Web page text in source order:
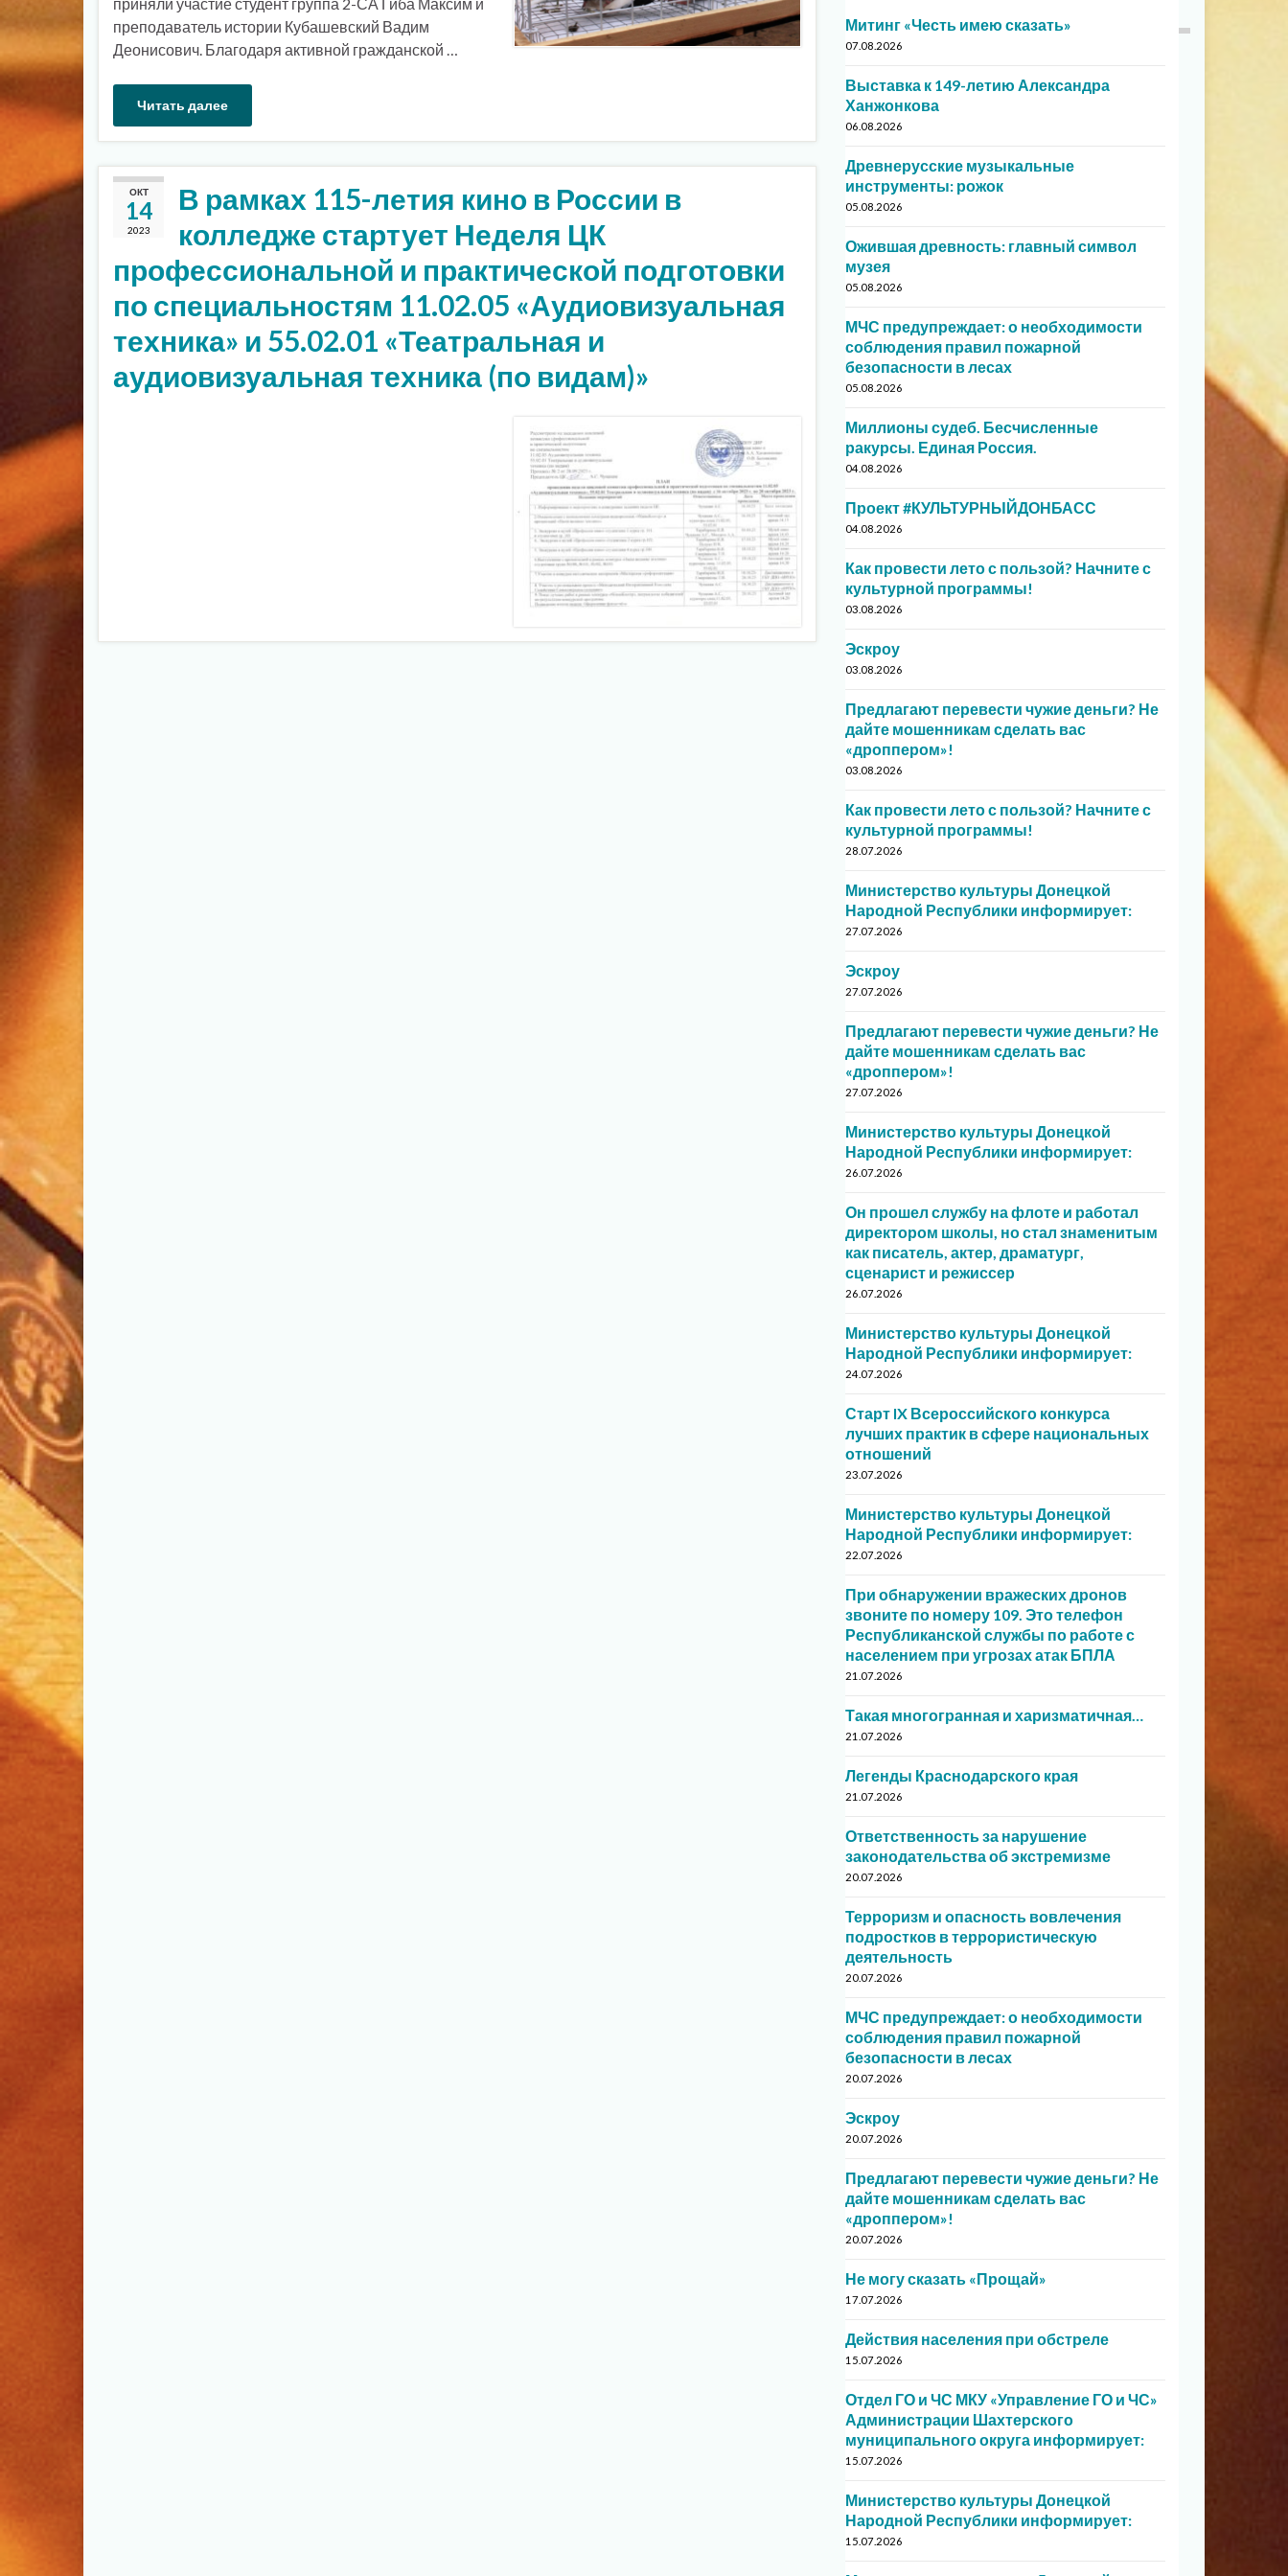
преподаватель истории Кубашевский Вадим
Деонисович. Благодаря активной гражданской …
Читать далее
ОКТ
14
2023
В рамках 115-летия кино в России в
колледже стартует Неделя ЦК
профессиональной и практической подготовки
по специальностям 11.02.05 «Аудиовизуальная
техника» и 55.02.01 «Театральная и
аудиовизуальная техника (по видам)»
Митинг «Честь имею сказать»
07.08.2026
Выставка к 149-летию Александра
Ханжонкова
06.08.2026
Древнерусские музыкальные
инструменты: рожок
05.08.2026
Ожившая древность: главный символ
музея
05.08.2026
МЧС предупреждает: о необходимости
соблюдения правил пожарной
безопасности в лесах
05.08.2026
Миллионы судеб. Бесчисленные
ракурсы. Единая Россия.
04.08.2026
Проект #КУЛЬТУРНЫЙДОНБАСС
04.08.2026
Как провести лето с пользой? Начните с
культурной программы!
03.08.2026
Эскроу
03.08.2026
Предлагают перевести чужие деньги? Не
дайте мошенникам сделать вас
«дроппером»!
03.08.2026
Как провести лето с пользой? Начните с
культурной программы!
28.07.2026
Министерство культуры Донецкой
Народной Республики информирует:
27.07.2026
Эскроу
27.07.2026
Предлагают перевести чужие деньги? Не
дайте мошенникам сделать вас
«дроппером»!
27.07.2026
Министерство культуры Донецкой
Народной Республики информирует:
26.07.2026
Он прошел службу на флоте и работал
директором школы, но стал знаменитым
как писатель, актер, драматург,
сценарист и режиссер
26.07.2026
Министерство культуры Донецкой
Народной Республики информирует:
24.07.2026
Старт IX Всероссийского конкурса
лучших практик в сфере национальных
отношений
23.07.2026
Министерство культуры Донецкой
Народной Республики информирует:
22.07.2026
При обнаружении вражеских дронов
звоните по номеру 109. Это телефон
Республиканской службы по работе с
населением при угрозах атак БПЛА
21.07.2026
Такая многогранная и харизматичная…
21.07.2026
Легенды Краснодарского края
21.07.2026
Ответственность за нарушение
законодательства об экстремизме
20.07.2026
Терроризм и опасность вовлечения
подростков в террористическую
деятельность
20.07.2026
МЧС предупреждает: о необходимости
соблюдения правил пожарной
безопасности в лесах
20.07.2026
Эскроу
20.07.2026
Предлагают перевести чужие деньги? Не
дайте мошенникам сделать вас
«дроппером»!
20.07.2026
Не могу сказать «Прощай»
17.07.2026
Действия населения при обстреле
15.07.2026
Отдел ГО и ЧС МКУ «Управление ГО и ЧС»
Администрации Шахтерского
муниципального округа информирует:
15.07.2026
Министерство культуры Донецкой
Народной Республики информирует:
15.07.2026